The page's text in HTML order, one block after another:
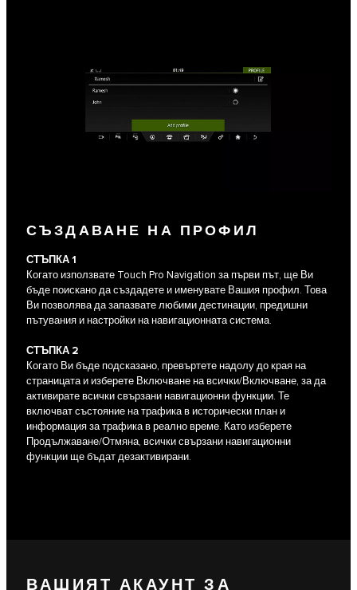
СЪЗДАВАНЕ НА ПРОФИЛ
СТЪПКА 1
Когато използвате Touch Pro Navigation за първи път, ще Ви
бъде поискано да създадете и именувате Вашия профил. Това
Ви позволява да запазвате любими дестинации, предишни
пътувания и настройки на навигационната система.
СТЪПКА 2
Когато Ви бъде подсказано, превъртете надолу до края на
страницата и изберете Включване на всички/Включване, за да
активирате всички свързани навигационни функции. Те
включват състояние на трафика в исторически план и
информация за трафика в реално време. Като изберете
Продължаване/Отмяна, всички свързани навигационни
функции ще бъдат дезактивирани.
ВАШИЯТ АКАУНТ ЗА